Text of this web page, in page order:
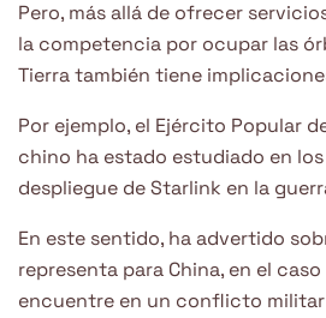
Pero, más allá de ofrecer
la competencia por ocupar las
Tierra también tiene
Por ejemplo, el Ejército Popular
chino ha estado estudiado en
despliegue de Starlink en la
En este sentido, ha advertido
representa para China, en el
encuentre en un conflicto